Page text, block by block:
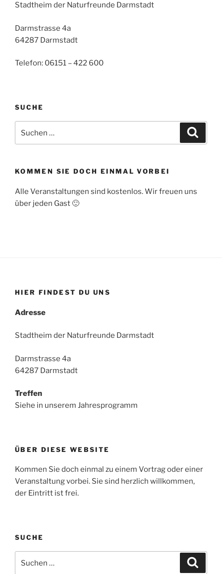
Stadtheim der Naturfreunde Darmstadt
Darmstrasse 4a
64287 Darmstadt
Telefon: 06151 – 422 600
SUCHE
nach:
KOMMEN SIE DOCH EINMAL VORBEI
Alle Veranstaltungen sind kostenlos. Wir freuen uns
über jeden Gast 🙂
HIER FINDEST DU UNS
Adresse
Stadtheim der Naturfreunde Darmstadt
Darmstrasse 4a
64287 Darmstadt
Treffen
Siehe in unserem Jahresprogramm
ÜBER DIESE WEBSITE
Kommen Sie doch einmal zu einem Vortrag oder einer
Veranstaltung vorbei. Sie sind herzlich willkommen,
der Eintritt ist frei.
SUCHE
nach: